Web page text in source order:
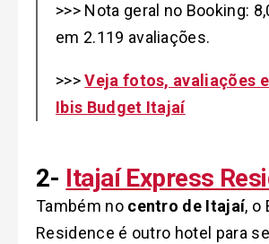
>>> Nota geral no Booking:
em 2.119 avaliações.
>>>Veja fotos, avaliações
Ibis Budget Itajaí
2- Itajaí Express
Também no centro de Itajaí, o
Residence é outro hotel para